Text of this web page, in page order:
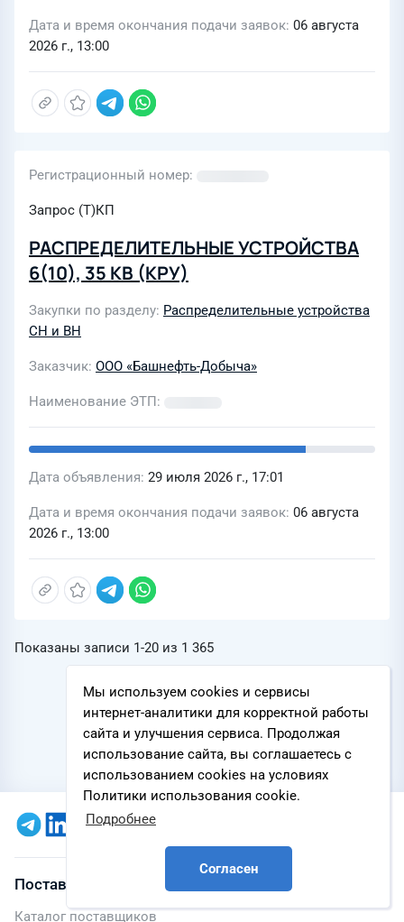
Мы используем cookies и сервисы
интернет-аналитики для корректной работы
сайта и улучшения сервиса. Продолжая
использование сайта, вы соглашаетесь с
использованием cookies на условиях
Политики использования cookie.
Подробнее
Согласен
Дата и время окончания подачи заявок 06 августа
2026 г., 13:00
Регистрационный номер
Запрос (Т)КП
РАСПРЕДЕЛИТЕЛЬНЫЕ УСТРОЙСТВА
6(10), 35 КВ (КРУ)
Закупки по разделу Распределительные устройства
СН и ВН
Заказчик ООО «Башнефть-Добыча»
Наименование ЭТП
Дата объявления 29 июля 2026 г., 17:01
Дата и время окончания подачи заявок 06 августа
2026 г., 13:00
Показаны записи 1-20 из 1 365
Поставщики
Каталог поставщиков